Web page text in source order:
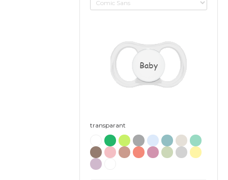
Baby
transparant